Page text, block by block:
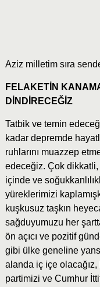
Aziz milletim sıra
FELAKETİN
DİNDİRECEĞİZ
Tatbik ve temin
kadar depremde
ruhlarını muazzep
edeceğiz. Çok
içinde ve
yüreklerimizi
kuşkusuz taşkın
sağduyumuzu her
ön açıcı ve pozitif
gibi ülke geneline
alanda iç içe
partimizi ve Cumhur